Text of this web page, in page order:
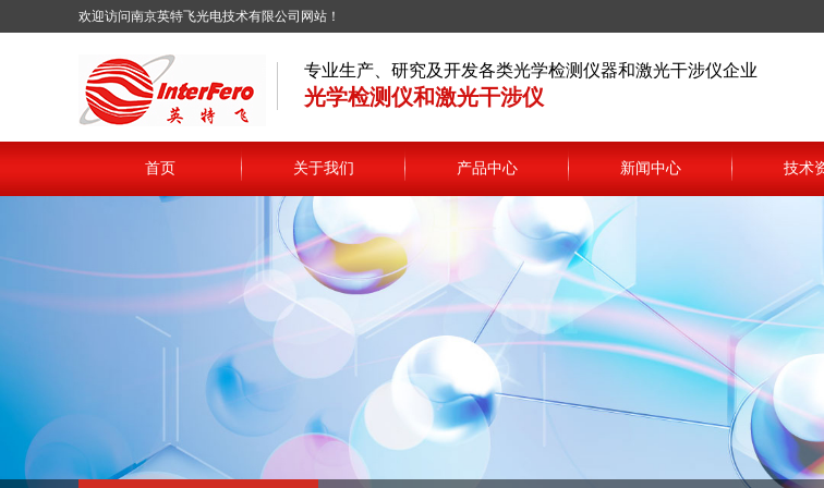
欢迎访问南京英特飞光电技术有限公司网站！
专业生产、研究及开发各类光学检测仪器和激光干涉仪企业
光学检测仪和激光干涉仪
首页 关于我们 产品中心 新闻中心 技术